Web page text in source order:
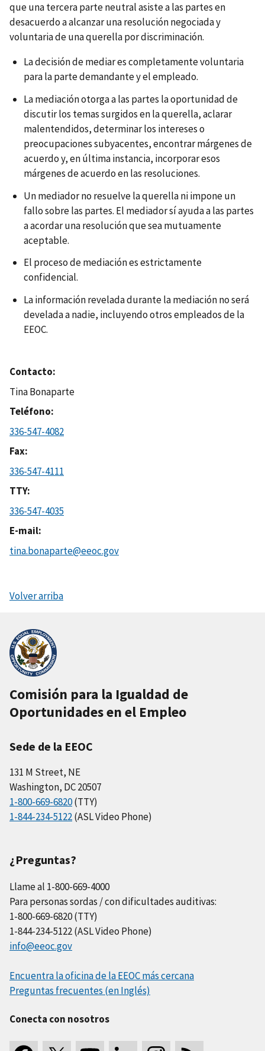
que una tercera parte neutral asiste a las partes en
desacuerdo a alcanzar una resolución negociada y
voluntaria de una querella por discriminación.
La decisión de mediar es completamente voluntaria
para la parte demandante y el empleado.
La mediación otorga a las partes la oportunidad de
discutir los temas surgidos en la querella, aclarar
malentendidos, determinar los intereses o
preocupaciones subyacentes, encontrar márgenes de
acuerdo y, en última instancia, incorporar esos
márgenes de acuerdo en las resoluciones.
Un mediador no resuelve la querella ni impone un
fallo sobre las partes. El mediador sí ayuda a las partes
a acordar una resolución que sea mutuamente
aceptable.
El proceso de mediación es estrictamente
confidencial.
La información revelada durante la mediación no será
develada a nadie, incluyendo otros empleados de la
EEOC.
Contacto
Tina Bonaparte
Teléfono
336-547-4082
Fax
336-547-4111
TTY
336-547-4035
E-mail
tina.bonaparte@eeoc.gov
Volver arriba
Comisión para la Igualdad de
Oportunidades en el Empleo
Sede de la EEOC
131 M Street, NE
Washington, DC 20507
1-800-669-6820(TTY)
1-844-234-5122(ASL Video Phone)
¿Preguntas?
Llame al 1-800-669-4000
Para personas sordas / con dificultades auditivas:
1-800-669-6820 (TTY)
1-844-234-5122 (ASL Video Phone)
info@eeoc.gov
Encuentra la oficina de la EEOC más cercana
Preguntas frecuentes (en Inglés)
Conecta con nosotros